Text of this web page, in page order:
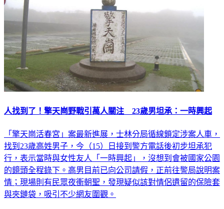
人找到了！擎天崗野戰引萬人關注 23歲男坦承：一時興起
「擎天崗活春宮」案最新進展，士林分局循線鎖定涉案人車，
找到23歲高姓男子，今（15）日接到警方電話後初步坦承犯
行，表示當時與女性友人「一時興起」，沒想到會被國家公園
的鏡頭全程錄下。高男目前已向公司請假，正前往警局說明案
情；現場則有民眾夜衝朝聖，發現疑似該對情侶遺留的保險套
與夾鏈袋，吸引不少網友圍觀。